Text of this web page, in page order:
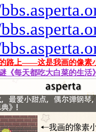
路上——这是我画的像素
《每天都吃大白菜的生活